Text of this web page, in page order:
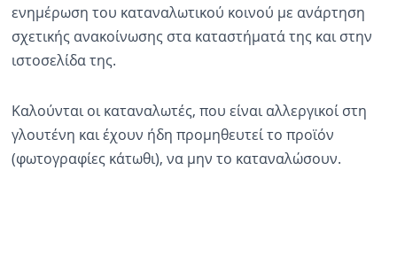
ενημέρωση του καταναλωτικού κοινού με ανάρτηση
σχετικής ανακοίνωσης στα καταστήματά της και στην
ιστοσελίδα της.
Καλούνται οι καταναλωτές, που είναι αλλεργικοί στη
γλουτένη και έχουν ήδη προμηθευτεί το προϊόν
(φωτογραφίες κάτωθι), να μην το καταναλώσουν.